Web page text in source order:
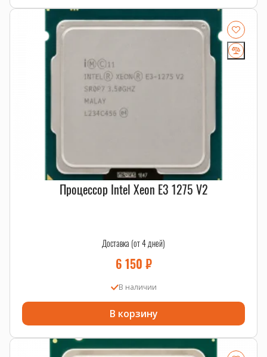
Процессор Intel Xeon E3 1275 V2
Доставка (от 4 дней)
6 150 ₽
В наличии
В корзину